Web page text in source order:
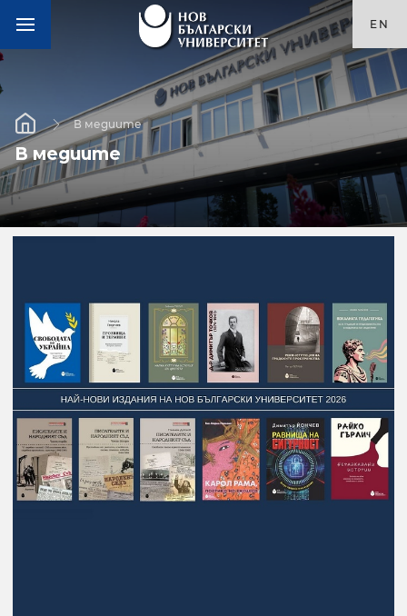
EN
В медиите
В медиите